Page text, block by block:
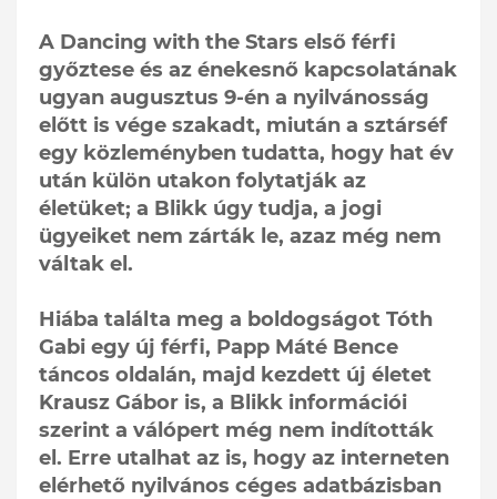
A Dancing with the Stars első férfi
győztese és az énekesnő kapcsolatának
ugyan augusztus 9-én a nyilvánosság
előtt is vége szakadt, miután a sztárséf
egy közleményben tudatta, hogy hat év
után külön utakon folytatják az
életüket; a Blikk úgy tudja, a jogi
ügyeiket nem zárták le, azaz még nem
váltak el.
Hiába találta meg a boldogságot Tóth
Gabi egy új férfi, Papp Máté Bence
táncos oldalán, majd kezdett új életet
Krausz Gábor is, a Blikk információi
szerint a válópert még nem indították
el. Erre utalhat az is, hogy az interneten
elérhető nyilvános céges adatbázisban